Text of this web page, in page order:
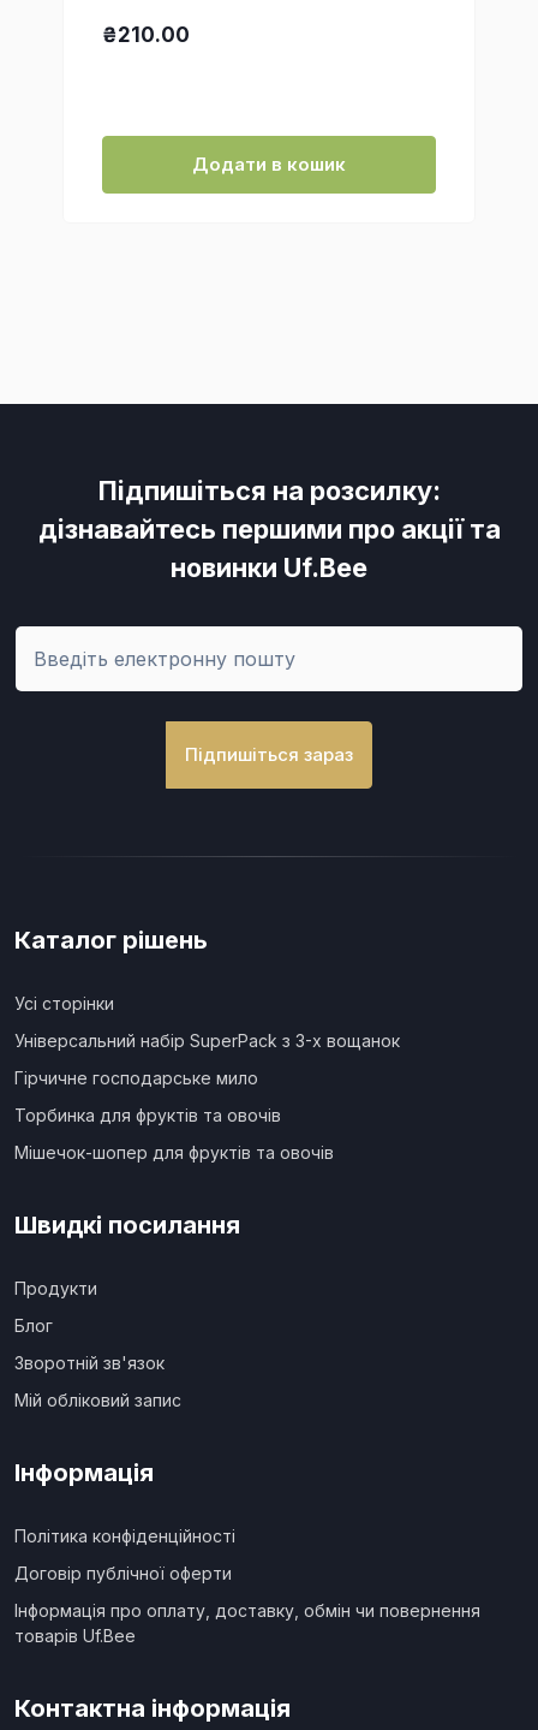
₴210.00
Додати в кошик
Підпишіться на розсилку:
дізнавайтесь першими про акції та
новинки Uf.Bee
Підпишіться зараз
Каталог рішень
Усі сторінки
Універсальний набір SuperPack з 3-х вощанок
Гірчичне господарське мило
Торбинка для фруктів та овочів
Мішечок-шопер для фруктів та овочів
Швидкі посилання
Продукти
Блог
Зворотній зв'язок
Мій обліковий запис
Інформація
Політика конфіденційності
Договір публічної оферти
Інформація про оплату, доставку, обмін чи повернення
товарів Uf.Bee
Контактна інформація